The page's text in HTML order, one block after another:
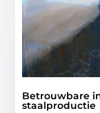
Betrouwbare
staalproductie